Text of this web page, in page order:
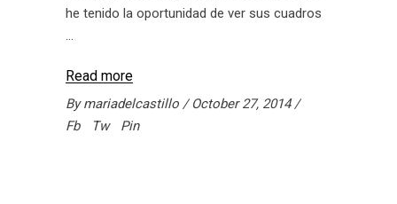
he tenido la oportunidad de ver sus cuadros
Read more
Bymariadelcastillo
October 27, 2014
Fb
Tw Pin